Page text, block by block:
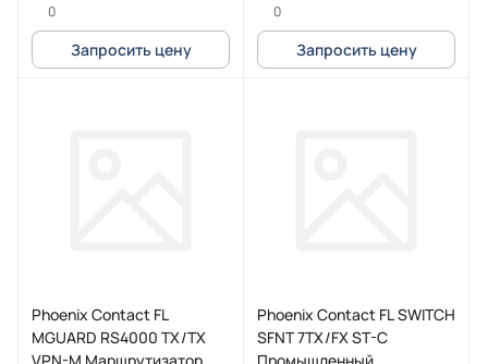
0
Запросить цену
0
Запросить цену
Phoenix Contact FL
MGUARD RS4000 TX/TX
Phoenix Contact FL SWITCH
SFNT 7TX/FX ST-C